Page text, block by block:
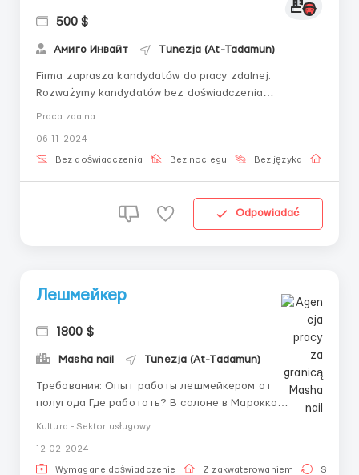
500 $
Амиго Инвайт Tunezja (At-Tadamun)
Firma zaprasza kandydatów do pracy zdalnej.
Rozważymy kandydatów bez doświadczenia
zespołu! Zadania:- Prowadzenie dialogu z klientami
przez czaty;- Zapewnianie wsparcia komunikacyjnego
Praca zdalna
06-11-2024
Bez doświadczenia Bez noclegu Bez języka
Odpowiadać
Лешмейкер
1800 $
Masha nail Tunezja (At-Tadamun)
Требования: Опыт работы лешмейкером от
полугода Где работать? В салоне в Марокко
Kultura - Sektor usługowy
12-02-2024
Wymagane doświadczenie Z zakwaterowaniem Stała